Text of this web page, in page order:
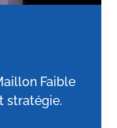
Faible
stratégie.